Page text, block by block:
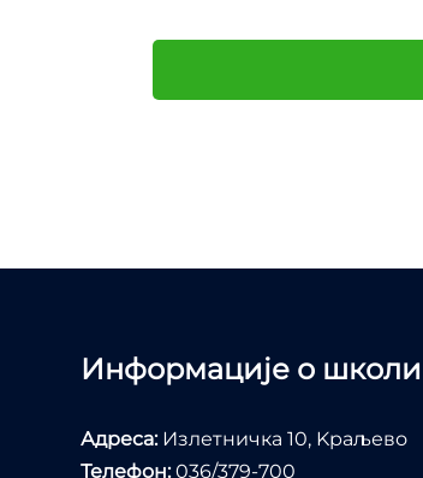
Информације о школи
Адреса:Излетничка 10, Kраљево
Телефон:036/379-700